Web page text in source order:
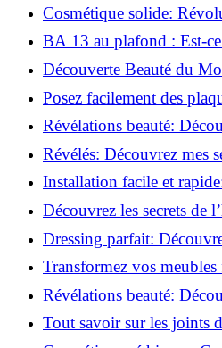
astuces incontournables!
Cosmétique solide:
beauté pour zéro déchet!
BA 13 au plafond : Est-
coller ?
Découverte Beauté du
Glamour !
Posez facilement des
Transformez votre
Révélations beauté:
insoupçonnées de l'huile
Révélés: Découvrez mes
l'huile de ricin!
Installation facile et
luminaire au plafond!
Découvrez les secrets de
Pourquoi vous devez
Dressing parfait:
rangement optimal!
Transformez vos
installer des roulettes en
Révélations beauté:
transforme votre routine!
Tout savoir sur les joints
questions clés pour